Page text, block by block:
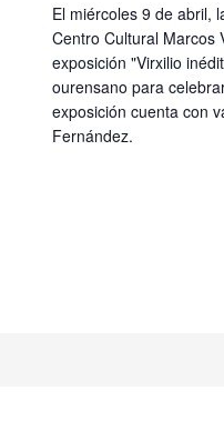
El miércoles 9 de abril,
Centro Cultural Marcos
exposición "Virxilio
ourensano para
exposición cuenta con
Fernández.